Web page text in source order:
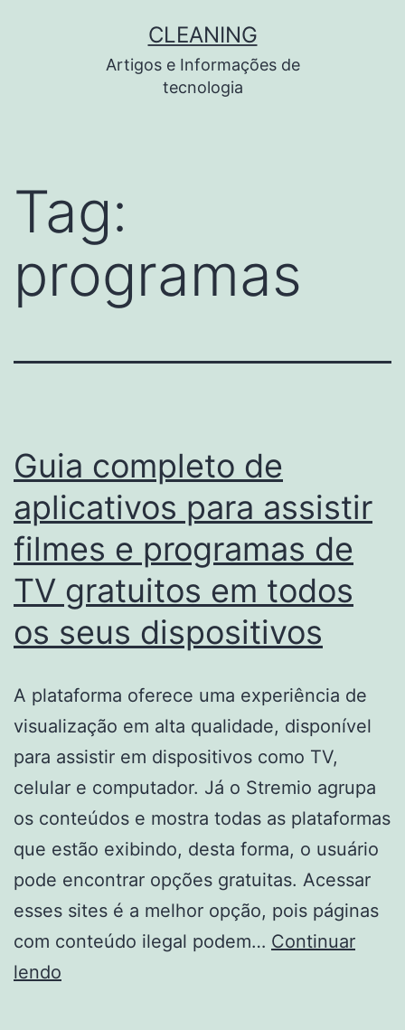
CLEANING
Artigos e Informações de
tecnologia
Tag:
programas
Guia completo de
aplicativos para assistir
filmes e programas de
TV gratuitos em todos
os seus dispositivos
A plataforma oferece uma experiência de
visualização em alta qualidade, disponível
para assistir em dispositivos como TV,
celular e computador. Já o Stremio agrupa
os conteúdos e mostra todas as plataformas
que estão exibindo, desta forma, o usuário
pode encontrar opções gratuitas. Acessar
esses sites é a melhor opção, pois páginas
com conteúdo ilegal podem… Continuar
lendo